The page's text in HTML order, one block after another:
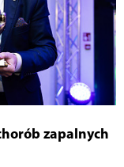
zapalnych